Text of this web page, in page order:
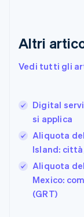
Altri
Vedi tutti gli
Digital
si applica
Aliquota
Island:
Aliquota
Mexico:
(GRT)
Emirati Arabi
English
Estonia
English
Francia
Français
Germania
Deutsch
Giappone
日本語
Gibilterra
English